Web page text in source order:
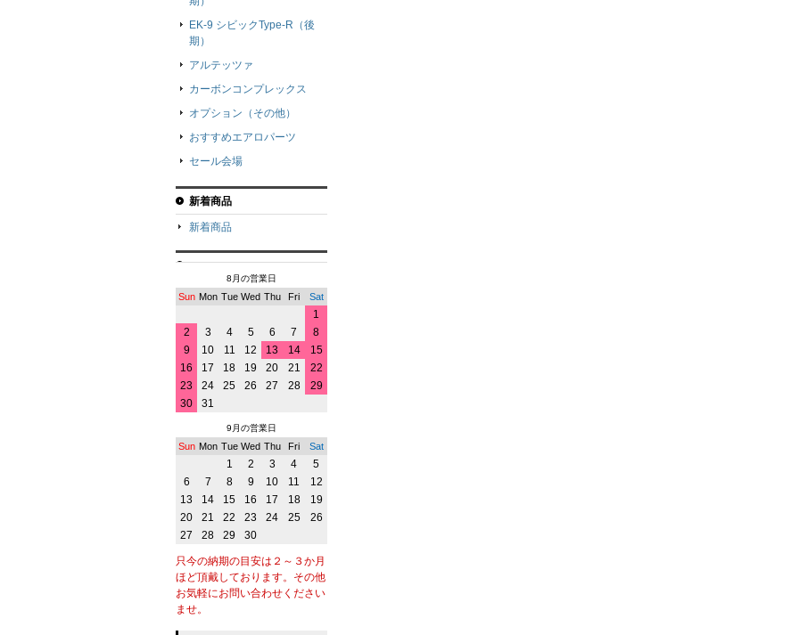
EK-9 シビックType-R（後
期）
アルテッツァ
カーボンコンプレックス
オプション（その他）
おすすめエアロパーツ
セール会場
新着商品
新着商品
8月の営業日
Sun Mon Tue Wed Thu Fri Sat
1
2
3 4 5 6 7
8
9
10 11 12 13 14
15
16
17 18 19 20 21
22
23
24 25 26 27 28
29
30
31
9月の営業日
Sun Mon Tue Wed Thu Fri Sat
1 2 3 4
5
6
7 8 9 10 11
12
13
14 15 16 17 18
19
20
21 22 23 24 25
26
27
28 29 30
只今の納期の目安は２～３か月
ほど頂戴しております。その他
お気軽にお問い合わせください
ませ。